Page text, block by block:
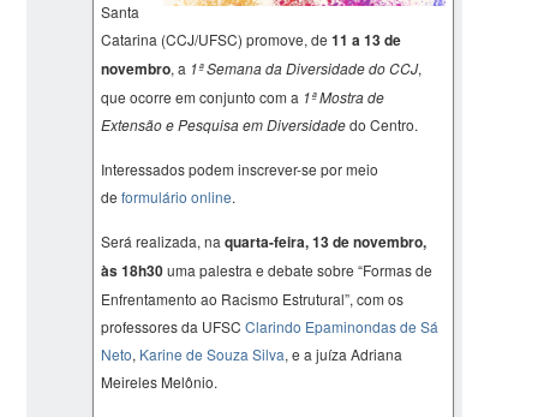
Santa
Catarina (CCJ/UFSC) promove, de11 a 13 de
novembro, a 1ª Semana da Diversidade do CCJ,
que ocorre em conjunto com a 1ª Mostra de
Extensão e Pesquisa em Diversidadedo Centro.
Interessados podem inscrever-se por meio
deformulário online.
Será realizada, na quarta-feira, 13 de novembro,
às 18h30uma palestra e debate sobre “Formas de
Enfrentamento ao Racismo Estrutural”, com os
professores da UFSCClarindo Epaminondas de Sá
Neto, Karine de Souza Silva, e a juíza Adriana
Meireles Melônio.